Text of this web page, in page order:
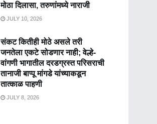
मोठा दिलासा, तरुणांमध्ये नाराजी
JULY 10, 2026
संकट कितीही मोठे असले तरी
जनतेला एकटे सोडणार नाही; वेल्हे-
वांगणी भागातील दरडग्रस्त परिसराची
तानाजी बाप्पू मांगडे यांच्याकडून
तात्काळ पाहणी
JULY 8, 2026